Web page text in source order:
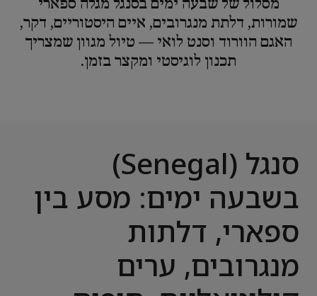
מסלול של שבעה ימים בסנגל מגלה ספארי
שמורות, דלתת מנגרובים, איים היסטוריים, דקר,
האגם הוורוד וסנט לואי — טיול מגוון שמצריך
תכנון לוגיסטי ומקצר בזמן.
סנגל (Senegal)
בשבעה ימים: מסע בין
ספארי, דלתות
מנגרובים, ערים